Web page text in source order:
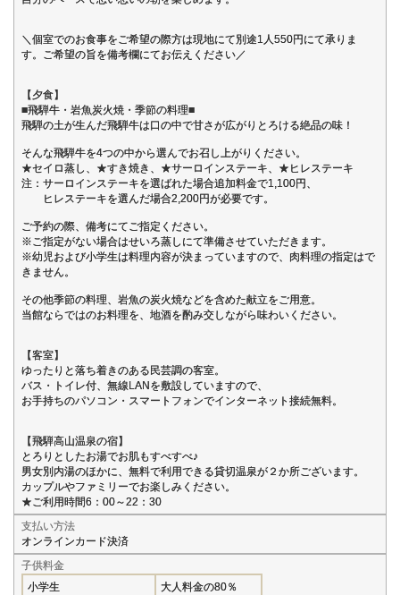
＼個室でのお食事をご希望の際方は現地にて別途1人550円にて承りま
す。ご希望の旨を備考欄にてお伝えください／
【夕食】
■飛騨牛・岩魚炭火焼・季節の料理■
飛騨の土が生んだ飛騨牛は口の中で甘さが広がりとろける絶品の味！
そんな飛騨牛を4つの中から選んでお召し上がりください。
★セイロ蒸し、★すき焼き、★サーロインステーキ、★ヒレステーキ
注：サーロインステーキを選ばれた場合追加料金で1,100円、
ヒレステーキを選んだ場合2,200円が必要です。
ご予約の際、備考にてご指定ください。
※ご指定がない場合はせいろ蒸しにて準備させていただきます。
※幼児および小学生は料理内容が決まっていますので、肉料理の指定はで
きません。
その他季節の料理、岩魚の炭火焼などを含めた献立をご用意。
当館ならではのお料理を、地酒を酌み交しながら味わいください。
【客室】
ゆったりと落ち着きのある民芸調の客室。
バス・トイレ付、無線LANを敷設していますので、
お手持ちのパソコン・スマートフォンでインターネット接続無料。
【飛騨高山温泉の宿】
とろりとしたお湯でお肌もすべすべ♪
男女別内湯のほかに、無料で利用できる貸切温泉が２か所ございます。
カップルやファミリーでお楽しみください。
★ご利用時間6：00～22：30
支払い方法
オンラインカード決済
子供料金
小学生
大人料金の80％